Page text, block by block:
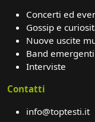
Concerti ed
Gossip e
Nuove uscite
Band emergenti
Interviste
Contatti
info@toptesti.it